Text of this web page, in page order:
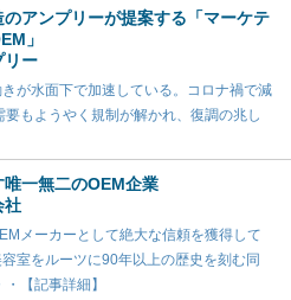
アンプリーが提案する「マーケテ
」
リー
が水面下で加速している。コロナ禍で減
もようやく規制が解かれ、復調の兆し
一無二のOEM企業
社
メーカーとして絶大な信頼を獲得して
室をルーツに90年以上の歴史を刻む同
【記事詳細】